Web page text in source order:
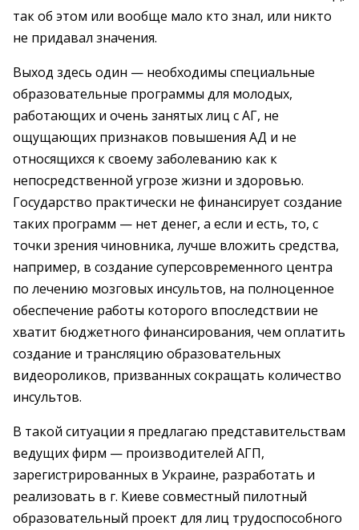
так об этом или вообще мало кто знал, или никто
не придавал значения.
Выход здесь один — необходимы специальные
образовательные программы для молодых,
работающих и очень занятых лиц с АГ, не
ощущающих признаков повышения АД и не
относящихся к своему заболеванию как к
непосредственной угрозе жизни и здоровью.
Государство практически не финансирует создание
таких программ — нет денег, а если и есть, то, с
точки зрения чиновника, лучше вложить средства,
например, в создание суперсовременного центра
по лечению мозговых инсультов, на полноценное
обеспечение работы которого впоследствии не
хватит бюджетного финансирования, чем оплатить
создание и трансляцию образовательных
видеороликов, призванных сокращать количество
инсультов.
В такой ситуации я предлагаю представительствам
ведущих фирм — производителей АГП,
зарегистрированных в Украине, разработать и
реализовать в г. Киеве совместный пилотный
образовательный проект для лиц трудоспособного